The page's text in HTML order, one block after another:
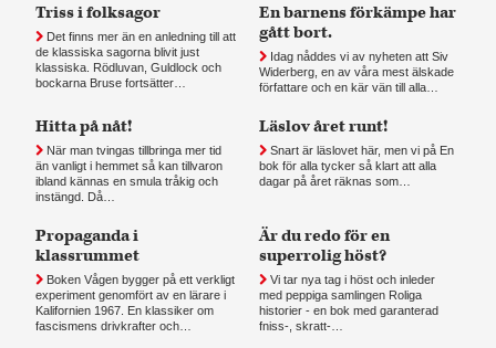
Triss i folksagor
Det finns mer än en anledning till att
de klassiska sagorna blivit just
klassiska. Rödluvan, Guldlock och
bockarna Bruse fortsätter…
En barnens förkämpe har
gått bort.
Idag nåddes vi av nyheten att Siv
Widerberg, en av våra mest älskade
författare och en kär vän till alla…
Hitta på nåt!
När man tvingas tillbringa mer tid
än vanligt i hemmet så kan tillvaron
ibland kännas en smula tråkig och
instängd. Då…
Läslov året runt!
Snart är läslovet här, men vi på En
bok för alla tycker så klart att alla
dagar på året räknas som…
Propaganda i
klassrummet
Boken Vågen bygger på ett verkligt
experiment genomfört av en lärare i
Kalifornien 1967. En klassiker om
fascismens drivkrafter och…
Är du redo för en
superrolig höst?
Vi tar nya tag i höst och inleder
med peppiga samlingen Roliga
historier - en bok med garanterad
fniss-, skratt-…